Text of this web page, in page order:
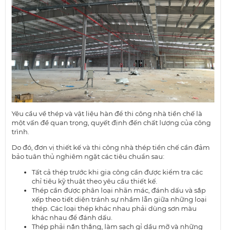
Yêu cầu về thép và vật liệu hàn để thi công nhà tiền chế là
một vấn đề quan trọng, quyết định đến chất lượng của công
trình.
Do đó, đơn vị thiết kế và thi công nhà thép tiền chế cần đảm
bảo tuân thủ nghiêm ngặt các tiêu chuẩn sau:
Tất cả thép trước khi gia công cần được kiểm tra các
chỉ tiêu kỹ thuật theo yêu cầu thiết kế.
Thép cần được phân loại nhãn mác, đánh dấu và sắp
xếp theo tiết diện tránh sự nhầm lẫn giữa những loại
thép. Các loại thép khác nhau phải dùng sơn màu
khác nhau để đánh dấu.
Thép phải nắn thẳng, làm sạch gỉ dầu mỡ và những